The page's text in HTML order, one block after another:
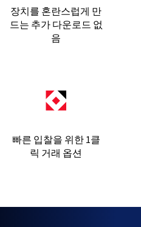
장치를 혼란스럽게 만
드는 추가 다운로드 없
음
빠른 입찰을 위한 1클
릭 거래 옵션